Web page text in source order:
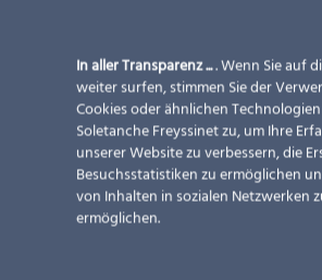
In aller Transparenz .... Wenn Sie auf
weiter surfen, stimmen Sie der
Cookies oder ähnlichen
Soletanche Freyssinet zu, um Ihre
unserer Website zu verbessern, die
Besuchsstatistiken zu ermöglichen
von Inhalten in sozialen Netzwerken
ermöglichen.